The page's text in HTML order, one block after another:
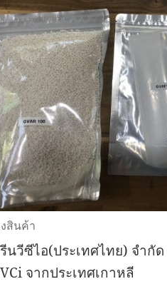
สินค้า
นวีซีไอ(ประเทศไทย) จำ
จากประเทศเกาหลี